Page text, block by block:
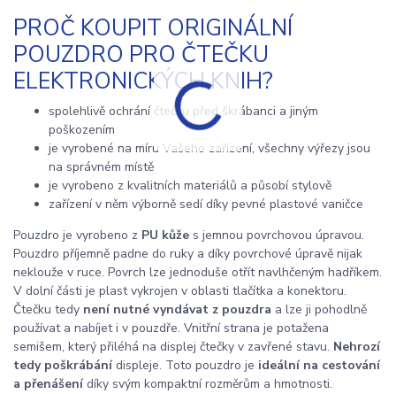
PROČ KOUPIT ORIGINÁLNÍ
POUZDRO PRO ČTEČKU
ELEKTRONICKÝCH KNIH?
spolehlivě ochrání čtečku před škrábanci a jiným
poškozením
je vyrobené na míru Vašeho zařízení, všechny výřezy jsou
na správném místě
je vyrobeno z kvalitních materiálů a působí stylově
zařízení v něm výborně sedí díky pevné plastové vaničce
Pouzdro je vyrobeno z PU kůže s jemnou povrchovou úpravou.
Pouzdro příjemně padne do ruky a díky povrchové úpravě nijak
neklouže v ruce. Povrch lze jednoduše otřít navlhčeným hadříkem.
V dolní části je plast vykrojen v oblasti tlačítka a konektoru.
Čtečku tedy není nutné vyndávat z pouzdra a lze ji pohodlně
používat a nabíjet i v pouzdře. Vnitřní strana je potažena
semišem, který přiléhá na displej čtečky v zavřené stavu. Nehrozí
tedy poškrábánídispleje. Toto pouzdro je ideální na cestování
a přenášenídíky svým kompaktní rozměrům a hmotnosti.